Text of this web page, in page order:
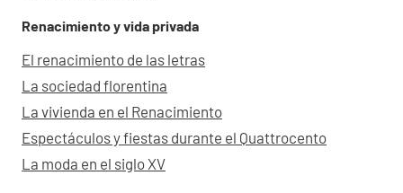
Renacimiento y vida privada
El renacimiento de las letras
La sociedad florentina
La vivienda en el Renacimiento
Espectáculos y fiestas durante el Quattrocento
La moda en el siglo XV